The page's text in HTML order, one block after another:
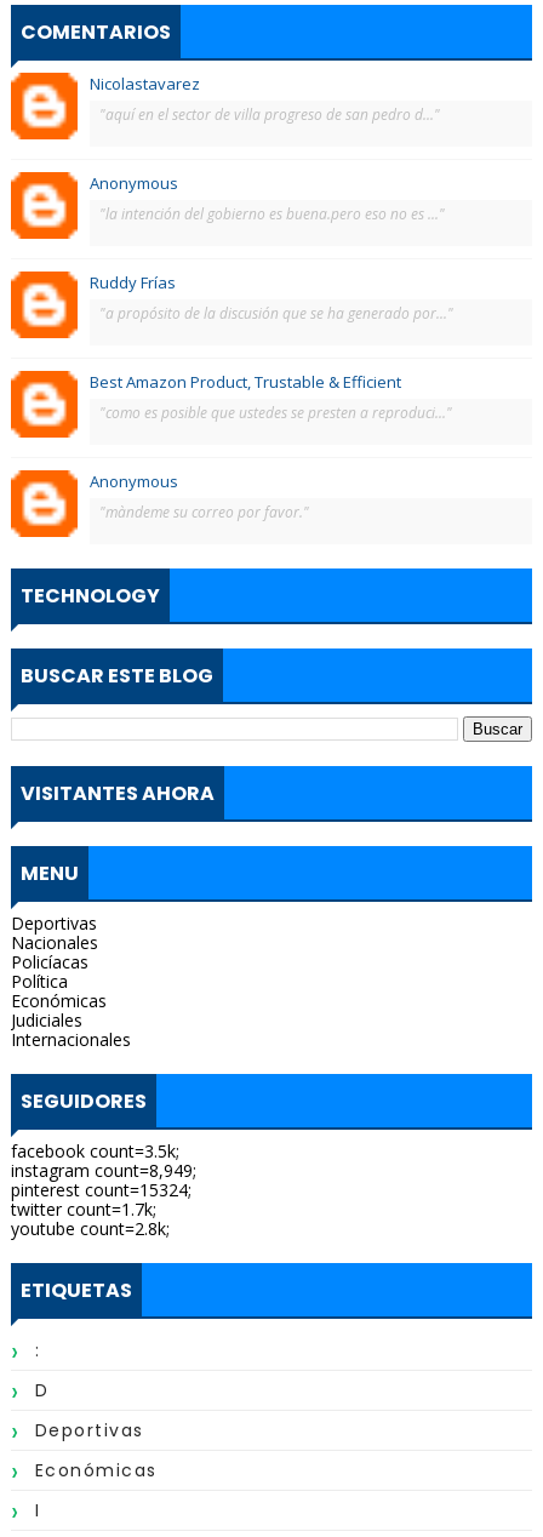
COMENTARIOS
Nicolastavarez
"aquí en el sector de villa progreso de san pedro d..."
Anonymous
"la intención del gobierno es buena.pero eso no es ..."
Ruddy Frías
"a propósito de la discusión que se ha generado por..."
Best Amazon Product, Trustable & Efficient
"como es posible que ustedes se presten a reproduci..."
Anonymous
"màndeme su correo por favor."
TECHNOLOGY
BUSCAR ESTE BLOG
VISITANTES AHORA
MENU
Deportivas
Nacionales
Policíacas
Política
Económicas
Judiciales
Internacionales
SEGUIDORES
facebook count=3.5k;
instagram count=8,949;
pinterest count=15324;
twitter count=1.7k;
youtube count=2.8k;
ETIQUETAS
:
D
Deportivas
Económicas
I